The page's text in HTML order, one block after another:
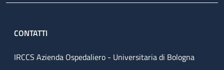
CONTATTI
IRCCS Azienda Ospedaliero - Universitaria di Bologna